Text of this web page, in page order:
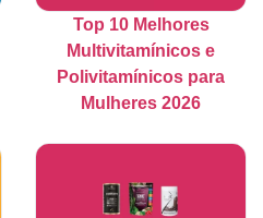
Top 10 Melhores
Multivitamínicos e
Polivitamínicos para
Mulheres 2026